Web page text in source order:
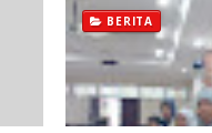
BERITA